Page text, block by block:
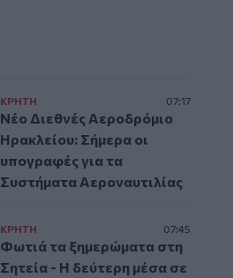
ΚΡΗΤΗ 07:17
Νέο Διεθνές Αεροδρόμιο
Ηρακλείου: Σήμερα οι
υπογραφές για τα
Συστήματα Αεροναυτιλίας
ΚΡΗΤΗ 07:45
Φωτιά τα ξημερώματα στη
Σητεία - Η δεύτερη μέσα σε